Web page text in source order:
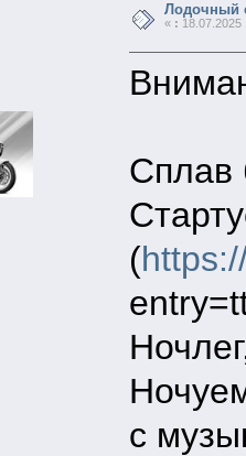
Лодочный
« : 18.07.2025
Сплав
(
с